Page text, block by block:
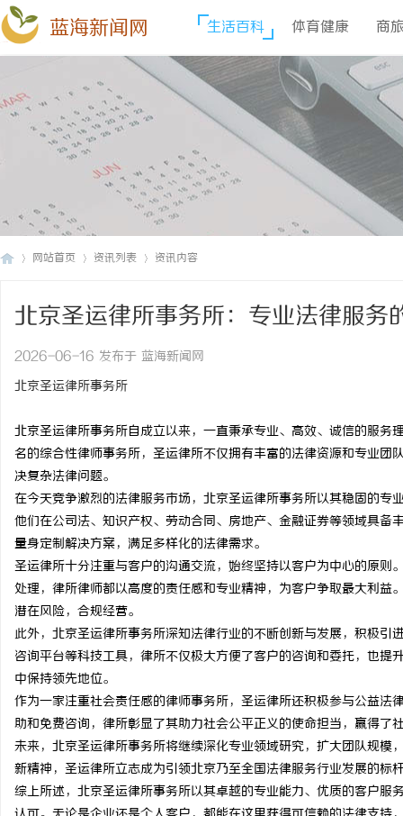
蓝海新闻网 生活百科 体育健康 商
网站首页 资讯列表 资讯内容
北京圣运律所事务所：专业法律服务
2026-06-16 发布于 蓝海新闻网
北京圣运律所事务所
北京圣运律所事务所自成立以来，一直秉承专业、高效、诚信的服
名的综合性律师事务所，圣运律所不仅拥有丰富的法律资源和专业
决复杂法律问题。
在今天竞争激烈的法律服务市场，北京圣运律所事务所以其稳固的
他们在公司法、知识产权、劳动合同、房地产、金融证券等领域具
量身定制解决方案，满足多样化的法律需求。
圣运律所十分注重与客户的沟通交流，始终坚持以客户为中心的原
处理，律所律师都以高度的责任感和专业精神，为客户争取最大利
潜在风险，合规经营。
此外，北京圣运律所事务所深知法律行业的不断创新与发展，积极
咨询平台等科技工具，律所不仅极大方便了客户的咨询和委托，也
中保持领先地位。
作为一家注重社会责任感的律师事务所，圣运律所还积极参与公益
助和免费咨询，律所彰显了其助力社会公平正义的使命担当，赢得了
未来，北京圣运律所事务所将继续深化专业领域研究，扩大团队规
新精神，圣运律所立志成为引领北京乃至全国法律服务行业发展的标
综上所述，北京圣运律所事务所以其卓越的专业能力、优质的客户